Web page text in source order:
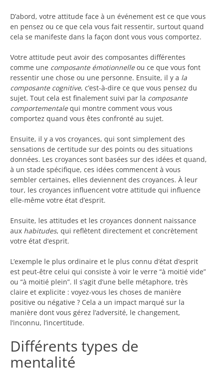
D’abord, votre attitude face à un événement est ce que vous
en pensez ou ce que cela vous fait ressentir, surtout quand
cela se manifeste dans la façon dont vous vous comportez.
Votre attitude peut avoir des composantes différentes
comme une composante émotionnelleou ce que vous font
ressentir une chose ou une personne. Ensuite, il y a la
composante cognitive, c’est-à-dire ce que vous pensez du
sujet. Tout cela est finalement suivi par la composante
comportementalequi montre comment vous vous
comportez quand vous êtes confronté au sujet.
Ensuite, il y a vos croyances, qui sont simplement des
sensations de certitude sur des points ou des situations
données. Les croyances sont basées sur des idées et quand,
à un stade spécifique, ces idées commencent à vous
sembler certaines, elles deviennent des croyances. À leur
tour, les croyances influencent votre attitude qui influence
elle-même votre état d’esprit.
Ensuite, les attitudes et les croyances donnent naissance
aux habitudes, qui reflètent directement et concrètement
votre état d’esprit.
L’exemple le plus ordinaire et le plus connu d’état d’esprit
est peut-être celui qui consiste à voir le verre “à moitié vide”
ou “à moitié plein”. Il s’agit d’une belle métaphore, très
claire et explicite : voyez-vous les choses de manière
positive ou négative ? Cela a un impact marqué sur la
manière dont vous gérez l’adversité, le changement,
l’inconnu, l’incertitude.
Différents types de
mentalité